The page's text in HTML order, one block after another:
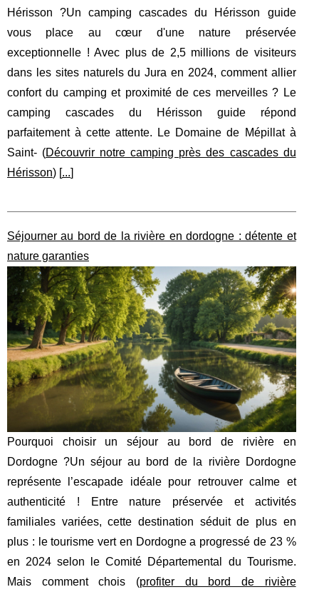
Hérisson ?Un camping cascades du Hérisson guide
vous place au cœur d'une nature préservée
exceptionnelle ! Avec plus de 2,5 millions de visiteurs
dans les sites naturels du Jura en 2024, comment allier
confort du camping et proximité de ces merveilles ? Le
camping cascades du Hérisson guide répond
parfaitement à cette attente. Le Domaine de Mépillat à
Saint- (Découvrir notre camping près des cascades du
Hérisson) [ ...
Séjourner au bord de la rivière en dordogne : détente et
nature garanties
Pourquoi choisir un séjour au bord de rivière en
Dordogne ?Un séjour au bord de la rivière Dordogne
représente l’escapade idéale pour retrouver calme et
authenticité ! Entre nature préservée et activités
familiales variées, cette destination séduit de plus en
plus : le tourisme vert en Dordogne a progressé de 23 %
en 2024 selon le Comité Départemental du Tourisme.
Mais comment chois (profiter du bord de rivière